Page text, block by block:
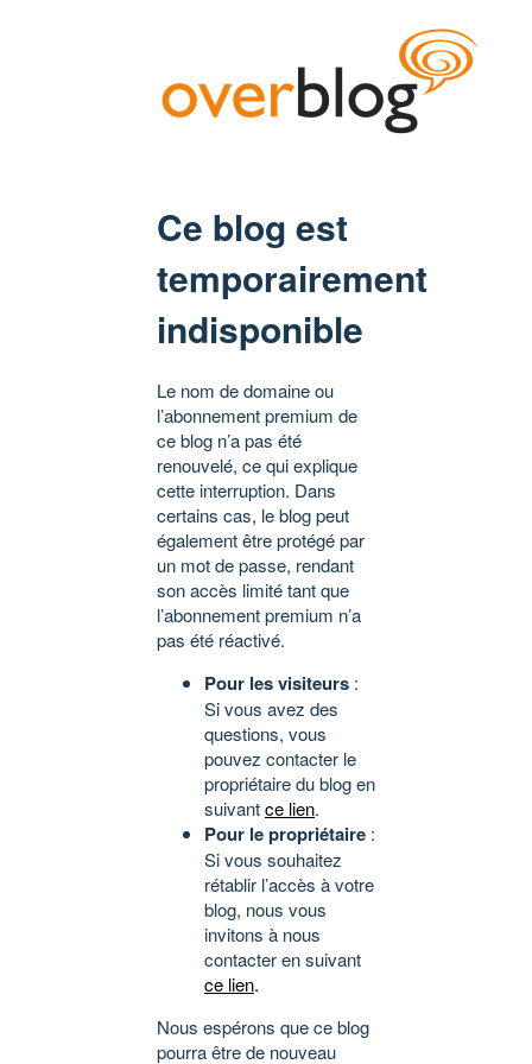
Ce blog est
temporairement
indisponible
Le nom de domaine ou
l’abonnement premium de
ce blog n’a pas été
renouvelé, ce qui explique
cette interruption. Dans
certains cas, le blog peut
également être protégé par
un mot de passe, rendant
son accès limité tant que
l’abonnement premium n’a
pas été réactivé.
Pour les visiteurs :
Si vous avez des
questions, vous
pouvez contacter le
propriétaire du blog en
suivantce lien.
Pour le propriétaire :
Si vous souhaitez
rétablir l’accès à votre
blog, nous vous
invitons à nous
contacter en suivant
ce lien.
Nous espérons que ce blog
pourra être de nouveau